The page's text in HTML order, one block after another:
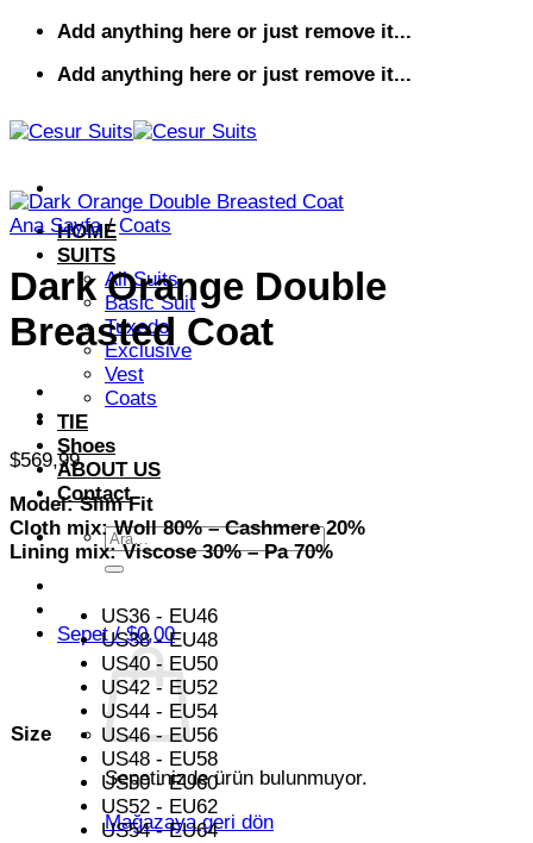
İçeriğeAdd anything here or just remove it...
Add anything here or just remove it...
HOME
SUITS
All Suits
Basic Suit
Tuxedo
Exclusive
Vest
Coats
TIE
Shoes
ABOUT US
Contact
Ara:
Sepet /$0,00
Sepetinizde ürün bulunmuyor.
Mağazaya geri dön
Ana Sayfa / Coats
Dark Orange Double
Breasted Coat
$569,99
Model: Slim Fit
Cloth mix: Woll 80% – Cashmere 20%
Lining mix: Viscose 30% – Pa 70%
Size
US36 - EU46
US38 - EU48
US40 - EU50
US42 - EU52
US44 - EU54
US46 - EU56
US48 - EU58
US50 - EU60
US52 - EU62
US54 - EU64